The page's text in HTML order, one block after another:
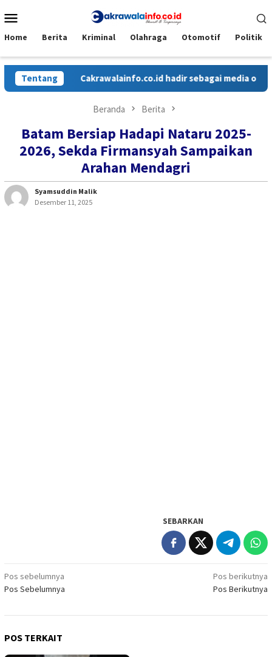
ke
Mobile
Home Berita Kriminal Olahraga Otomotif Politik
Tentang Cakrawalainfo.co.id hadir sebagai media
Beranda Berita
Batam Bersiap Hadapi Nataru 2025-
2026, Sekda Firmansyah Sampaikan
Arahan Mendagri
Syamsuddin Malik
Desember 11, 2025
SEBARKAN
Navigasi
pos
Pos sebelumnya
Pos Sebelumnya
Pos berikutnya
Pos Berikutnya
POS TERKAIT